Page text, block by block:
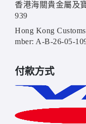
香港海關貴金屬及
939
Hong Kong
mber: A-B-26-05-
付款方式